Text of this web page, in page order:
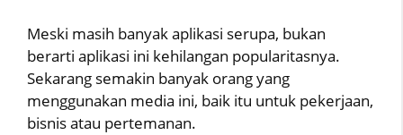
Meski masih banyak aplikasi serupa, bukan
berarti aplikasi ini kehilangan popularitasnya.
Sekarang semakin banyak orang yang
menggunakan media ini, baik itu untuk pekerjaan,
bisnis atau pertemanan.